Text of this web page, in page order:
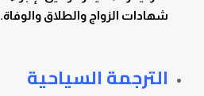
شهادات الزواج والطلاق والوفاة.
الترجمة السياحية